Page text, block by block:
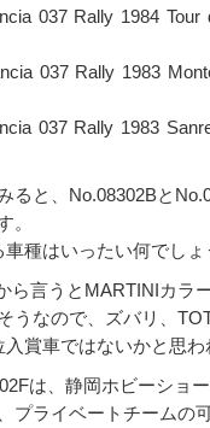
037 Rally 1984 Tour
037 Rally 1983
037 Rally 1983
ると、No.08302Bと
。
車種はいったい何でしょ
ら言うとMARTINIカラ
うなので、ズバリ、
入賞車ではないかと思わ
は、静岡ホビーショ
プライベートチームの